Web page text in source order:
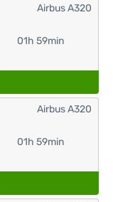
01h 59min
Airbus A320
01h 59min
Airbus A320